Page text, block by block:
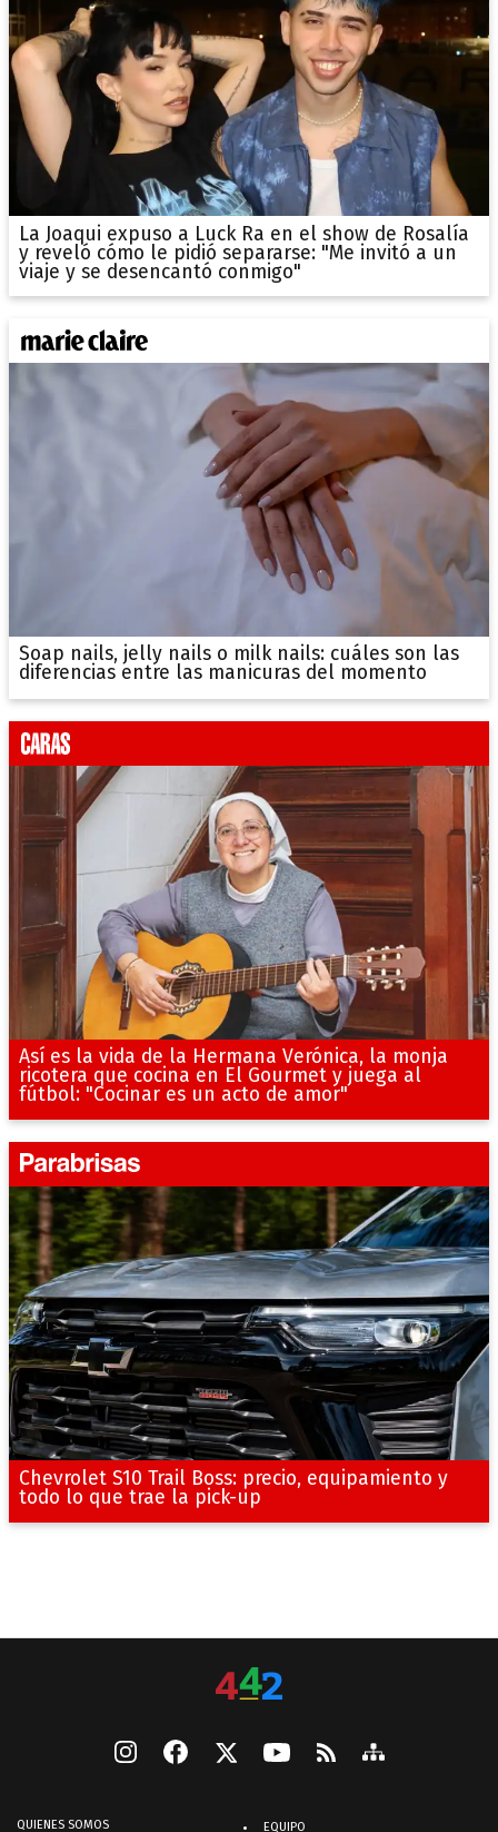
La Joaqui expuso a Luck Ra en el show de Rosalía
y reveló cómo le pidió separarse: "Me invitó a un
viaje y se desencantó conmigo"
Soap nails, jelly nails o milk nails: cuáles son las
diferencias entre las manicuras del momento
Así es la vida de la Hermana Verónica, la monja
ricotera que cocina en El Gourmet y juega al
fútbol: "Cocinar es un acto de amor"
Chevrolet S10 Trail Boss: precio, equipamiento y
todo lo que trae la pick-up
QUIENES SOMOS EQUIPO